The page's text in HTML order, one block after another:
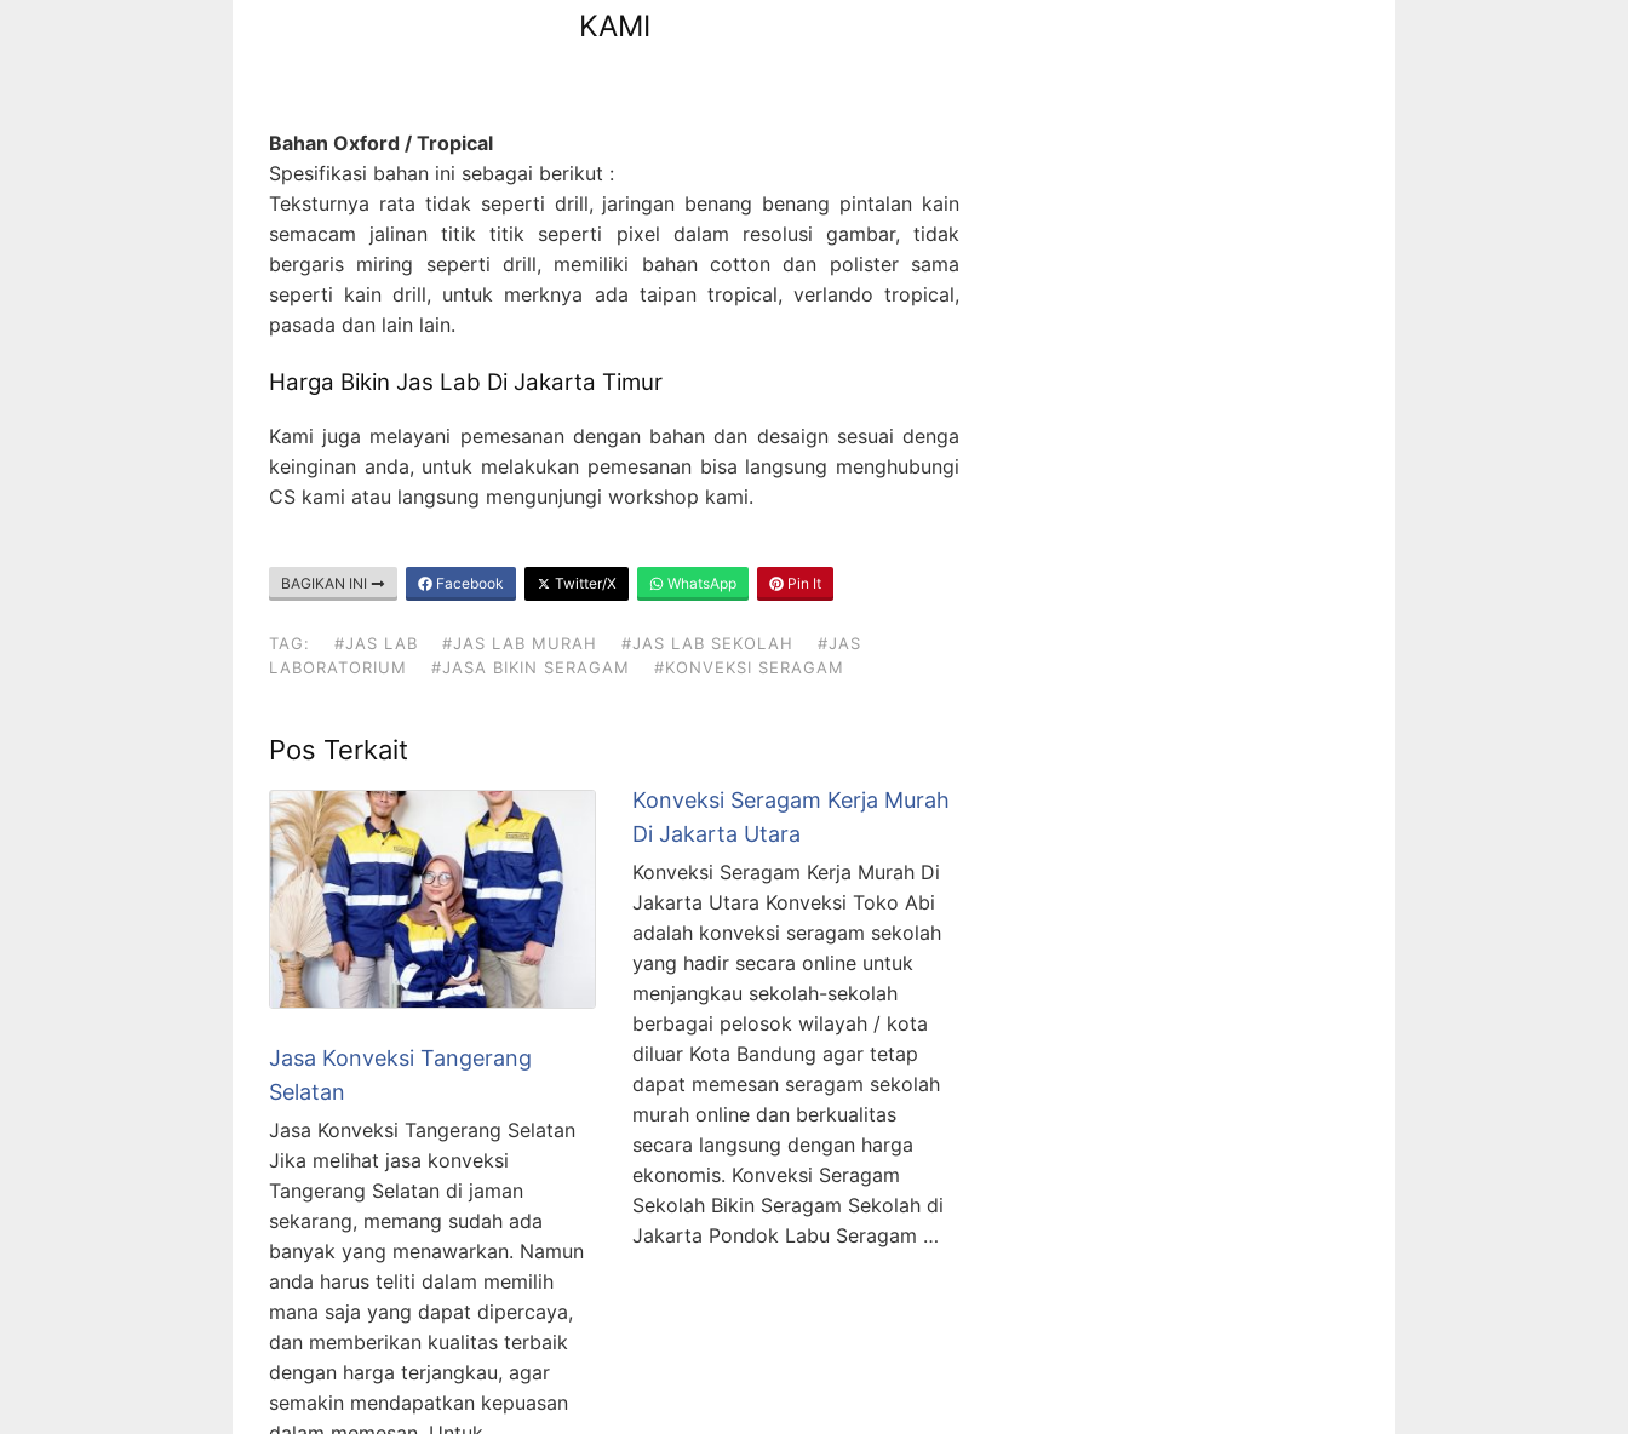
KAMI
Bahan Oxford / Tropical
Spesifikasi bahan ini sebagai berikut :
Teksturnya rata tidak seperti drill, jaringan benang benang pintalan kain
semacam jalinan titik titik seperti pixel dalam resolusi gambar, tidak
bergaris miring seperti drill, memiliki bahan cotton dan polister sama
seperti kain drill, untuk merknya ada taipan tropical, verlando tropical,
pasada dan lain lain.
Harga Bikin Jas Lab Di Jakarta Timur
Kami juga melayani pemesanan dengan bahan dan desaign sesuai denga
keinginan anda, untuk melakukan pemesanan bisa langsung menghubungi
CS kami atau langsung mengunjungi workshop kami.
BAGIKAN INI Facebook Twitter/X WhatsApp Pin It
TAG: #JAS LAB #JAS LAB MURAH #JAS LAB SEKOLAH
#JAS
LABORATORIUM
#JASA BIKIN SERAGAM #KONVEKSI SERAGAM
Pos Terkait
Jasa Konveksi Tangerang
Selatan
Jasa Konveksi Tangerang Selatan
Jika melihat jasa konveksi
Tangerang Selatan di jaman
sekarang, memang sudah ada
banyak yang menawarkan. Namun
anda harus teliti dalam memilih
mana saja yang dapat dipercaya,
dan memberikan kualitas terbaik
dengan harga terjangkau, agar
semakin mendapatkan kepuasan
Konveksi Seragam Kerja Murah
Di Jakarta Utara
Konveksi Seragam Kerja Murah Di
Jakarta Utara Konveksi Toko Abi
adalah konveksi seragam sekolah
yang hadir secara online untuk
menjangkau sekolah-sekolah
berbagai pelosok wilayah / kota
diluar Kota Bandung agar tetap
dapat memesan seragam sekolah
murah online dan berkualitas
secara langsung dengan harga
ekonomis. Konveksi Seragam
Sekolah Bikin Seragam Sekolah di
Jakarta Pondok Labu Seragam …